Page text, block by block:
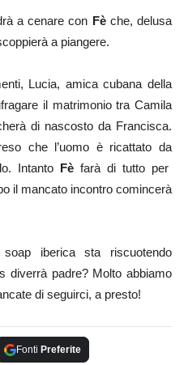
a cenare con Fèche, delusa
a piangere.
Lucia, amica cubana della
il matrimonio tra Camila
di nascosto da Francisca.
che l’uomo è ricattato da
Intanto Fè farà di tutto per
il mancato incontro comincerà
iberica sta riscuotendo
padre? Molto abbiamo
di seguirci, a presto!
Fonti Preferite